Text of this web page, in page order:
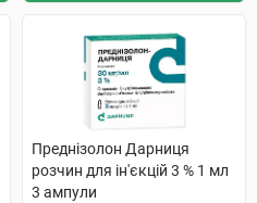
Преднізолон Дарниця
розчин для ін'єкцій 3 % 1 мл
3 ампули